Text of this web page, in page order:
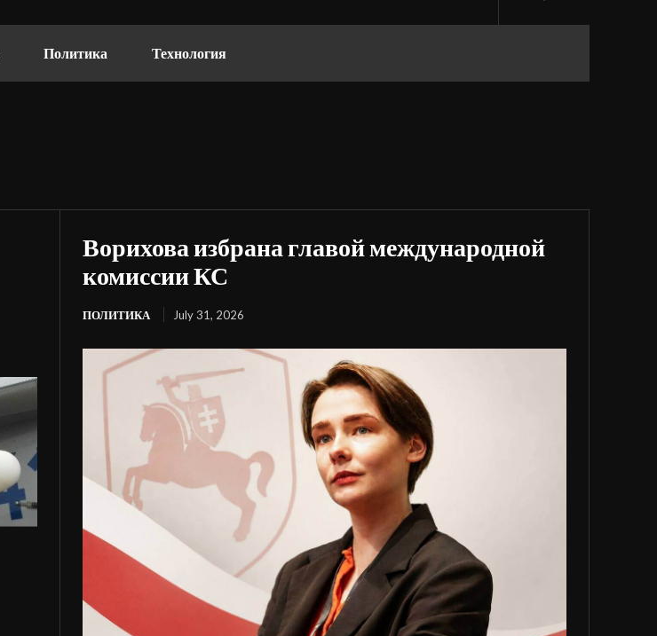
Политика Технология
Ворихова избрана главой международной
комиссии КС
ПОЛИТИКА July 31, 2026